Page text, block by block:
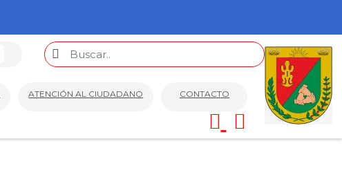
ATENCIÓN AL CIUDADANO CONTACTO